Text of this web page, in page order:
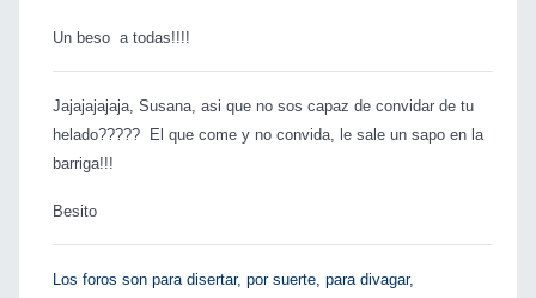
Un beso a todas!!!!
Jajajajajaja, Susana, asi que no sos capaz de convidar de tu
helado????? El que come y no convida, le sale un sapo en la
barriga!!!
Besito
Los foros son para disertar, por suerte, para divagar,